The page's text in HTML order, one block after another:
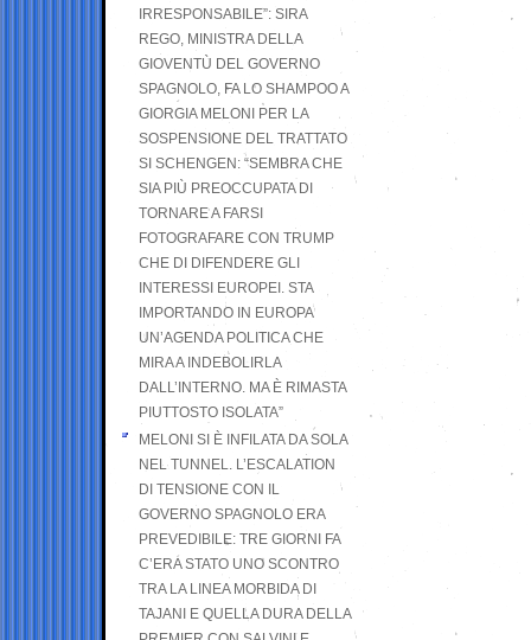
IRRESPONSABILE”: SIRA
REGO, MINISTRA DELLA
GIOVENTÙ DEL GOVERNO
SPAGNOLO, FA LO SHAMPOO A
GIORGIA MELONI PER LA
SOSPENSIONE DEL TRATTATO
SI SCHENGEN: “SEMBRA CHE
SIA PIÙ PREOCCUPATA DI
TORNARE A FARSI
FOTOGRAFARE CON TRUMP
CHE DI DIFENDERE GLI
INTERESSI EUROPEI. STA
IMPORTANDO IN EUROPA
UN’AGENDA POLITICA CHE
MIRA A INDEBOLIRLA
DALL’INTERNO. MA È RIMASTA
PIUTTOSTO ISOLATA”
MELONI SI È INFILATA DA SOLA
NEL TUNNEL. L’ESCALATION
DI TENSIONE CON IL
GOVERNO SPAGNOLO ERA
PREVEDIBILE: TRE GIORNI FA
C’ERA STATO UNO SCONTRO
TRA LA LINEA MORBIDA DI
TAJANI E QUELLA DURA DELLA